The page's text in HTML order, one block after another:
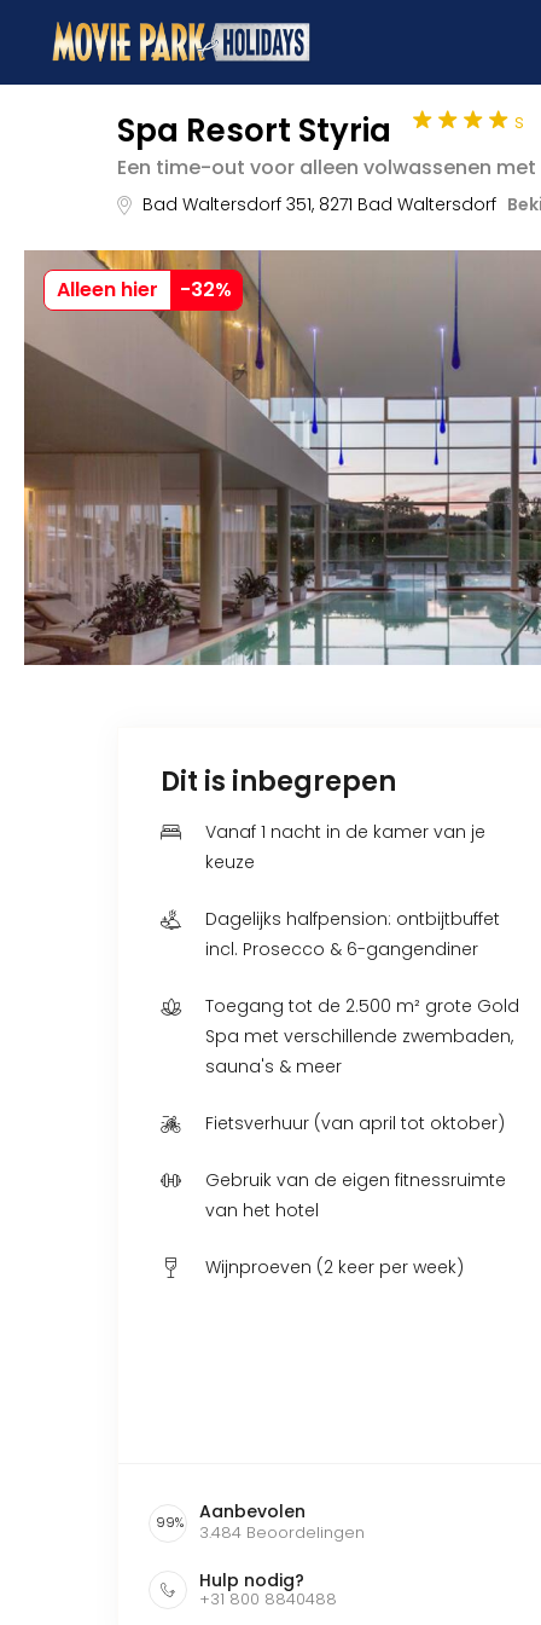
Spa Resort Styria
s
Een time-out voor alleen volwassenen
Bad Waltersdorf 351, 8271 Bad Waltersdorf
Alleen hier -32%
Dit is inbegrepen
Vanaf 1 nacht in de kamer van je
keuze
Dagelijks halfpension: ontbijtbuffet
incl. Prosecco & 6-gangendiner
Toegang tot de 2.500 m² grote Gold
Spa met verschillende zwembaden,
sauna's & meer
Fietsverhuur (van april tot oktober)
Gebruik van de eigen fitnessruimte
van het hotel
Wijnproeven (2 keer per week)
99% Aanbevolen
3.484 Beoordelingen
Hulp nodig?
+31 800 8840488